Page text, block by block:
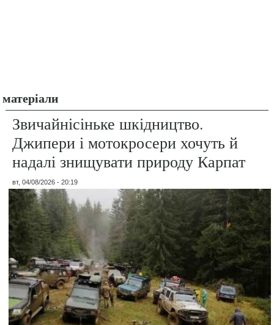
матеріали
Звичайнісіньке шкідництво.
Джипери і мотокросери хочуть й
надалі знищувати природу Карпат
вт, 04/08/2026 - 20:19